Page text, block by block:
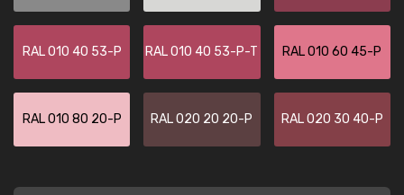
RAL 010 40 53-P RAL 010 40 53-P-T RAL 010 60 45-P
RAL 010 80 20-P RAL 020 20 20-P RAL 020 30 40-P